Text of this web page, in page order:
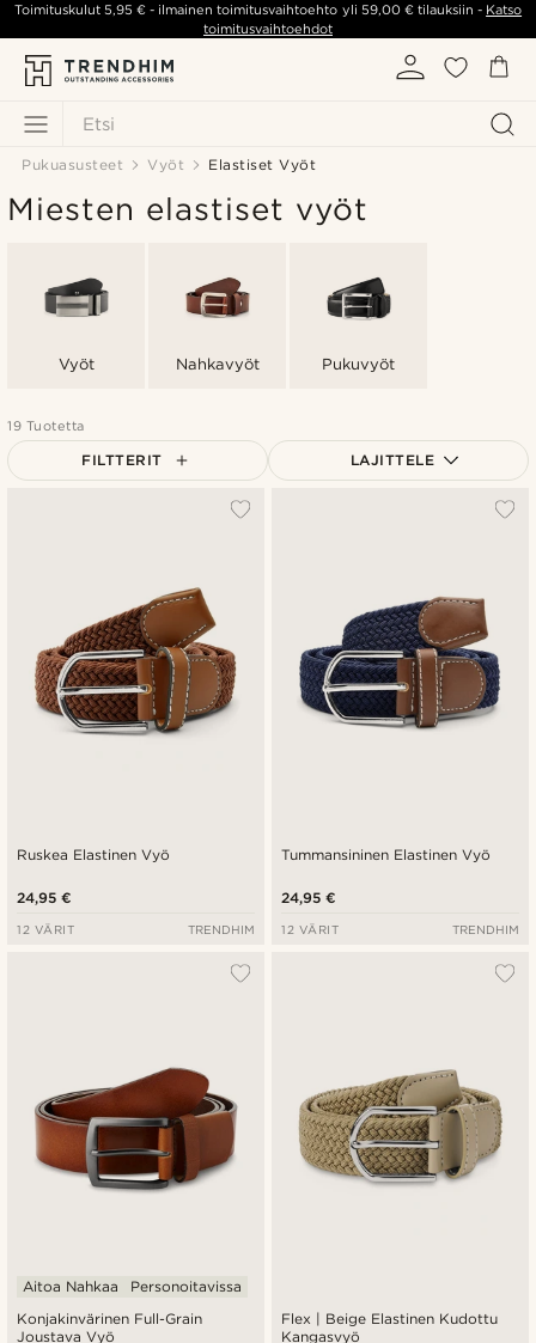
Etsi
Toimituskulut5,95 € - ilmainen toimitusvaihtoehto yli 59,00 €tilauksiin - Katso
toimitusvaihtoehdot
Pukuasusteet Vyöt Elastiset Vyöt
Miesten elastiset vyöt
Vyöt Nahkavyöt Pukuvyöt
19 Tuotetta
FILTTERIT LAJITTELE
Ruskea Elastinen Vyö
24,95 €
12 VÄRIT TRENDHIM
Tummansininen Elastinen Vyö
24,95 €
12 VÄRIT TRENDHIM
Konjakinvärinen Full-Grain
Joustava Vyö
Aitoa Nahkaa Personoitavissa
Flex | Beige Elastinen Kudottu
Kangasvyö